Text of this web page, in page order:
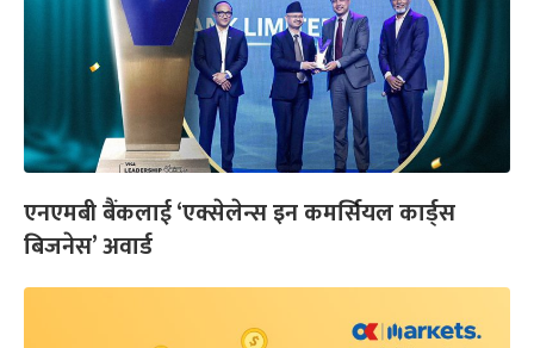
एनएमबी बैंकलाई ‘एक्सेलेन्स इन कमर्सियल कार्ड्स
बिजनेस’ अवार्ड